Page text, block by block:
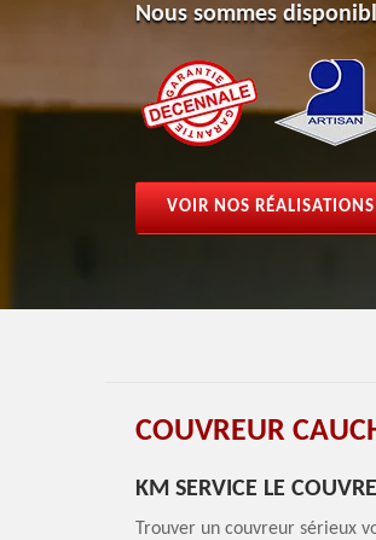
Nous sommes
VOIR NOS RÉALISATIONS
COUVREUR
KM SERVICE LE
Trouver un couvreur sérieux